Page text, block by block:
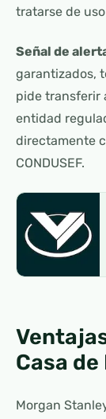
tratarse de
Señal de
garantizados,
pide transferir
entidad
directamente
CONDUSEF.
Casa de
Morgan